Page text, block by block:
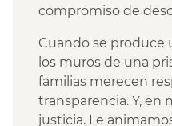
compromiso de
Cuando se produce
los muros de una
familias merecen
transparencia. Y, en
justicia. Le